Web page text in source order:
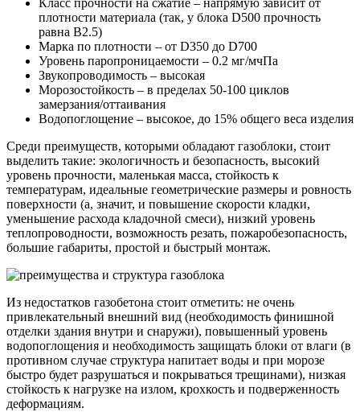
Класс прочности на сжатие – напрямую зависит от
плотности материала (так, у блока D500 прочность
равна В2.5)
Марка по плотности – от D350 до D700
Уровень паропроницаемости – 0.2 мг/мчПа
Звукопроводимость – высокая
Морозостойкость – в пределах 50-100 циклов
замерзания/оттаивания
Водопоглощение – высокое, до 15% общего веса изделия
Среди преимуществ, которыми обладают газоблоки, стоит
выделить такие: экологичность и безопасность, высокий
уровень прочности, маленькая масса, стойкость к
температурам, идеальные геометрические размеры и ровность
поверхности (а, значит, и повышение скорости кладки,
уменьшение расхода кладочной смеси), низкий уровень
теплопроводности, возможность резать, пожаробезопасность,
большие габариты, простой и быстрый монтаж.
Из недостатков газобетона стоит отметить: не очень
привлекательный внешний вид (необходимость финишной
отделки здания внутри и снаружи), повышенный уровень
водопоглощения и необходимость защищать блоки от влаги (в
противном случае структура напитает воды и при морозе
быстро будет разрушаться и покрываться трещинами), низкая
стойкость к нагрузке на излом, крохкость и подверженность
деформациям.